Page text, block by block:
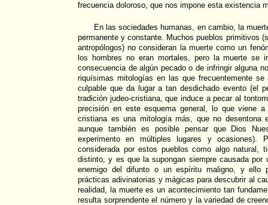
frecuencia doloroso, que nos impone esta existencia
En las sociedades humanas, en cambio, la
permanente y constante. Muchos pueblos primitivos
antropólogos) no consideran la muerte como un
los hombres no eran mortales, pero la muerte se
consecuencia de algún pecado o de infringir alguna
riquísimas mitologías en las que frecuentemente
culpable que da lugar a tan desdichado evento (el
tradición judeo-cristiana, que induce a pecar al
precisión en este esquema general, lo que viene
cristiana es una mitología más, que no desentona
aunque también es posible pensar que Dios
experimento en múltiples lugares y ocasiones).
considerada por estos pueblos como algo natural,
distinto, y es que la supongan siempre causada por
enemigo del difunto o un espíritu maligno, y ello
prácticas adivinatorias y mágicas para descubrir al
realidad, la muerte es un acontecimiento tan
resulta sorprendente el número y la variedad de